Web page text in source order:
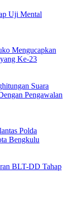
Uji Mental
Mengucapkan
Ke-23
Suara
Pengawalan
Polda
Bengkulu
BLT-DD Tahap